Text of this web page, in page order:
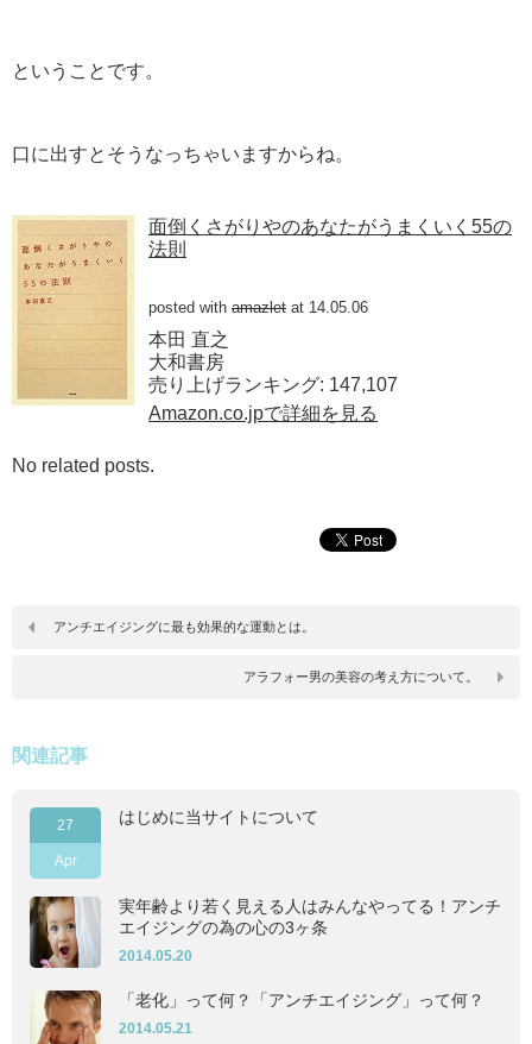
ということです。
口に出すとそうなっちゃいますからね。
面倒くさがりやのあなたがうまくいく55の
法則
posted with amazlet at 14.05.06
本田 直之
大和書房
売り上げランキング: 147,107
Amazon.co.jpで詳細を見る
No related posts.
アンチエイジングに最も効果的な運動とは。
アラフォー男の美容の考え方について。
関連記事
27
Apr
はじめに当サイトについて
実年齢より若く見える人はみんなやってる！アンチ
エイジングの為の心の3ヶ条
2014.05.20
「老化」って何？「アンチエイジング」って何？
2014.05.21